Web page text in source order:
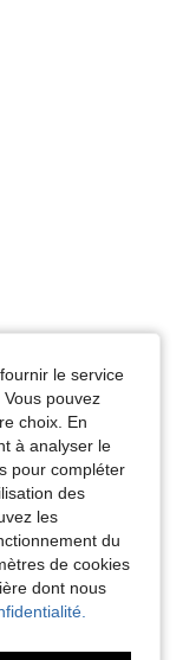
pâle, Taille: S
le service
pouvez
choix. En
à analyser le
pour compléter
des
les
du
de cookies
dont nous